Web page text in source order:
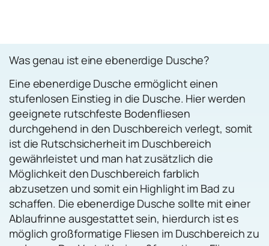
Was genau ist eine ebenerdige Dusche?
Eine ebenerdige Dusche ermöglicht einen
stufenlosen Einstieg in die Dusche. Hier werden
geeignete rutschfeste Bodenfliesen
durchgehend in den Duschbereich verlegt, somit
ist die Rutschsicherheit im Duschbereich
gewährleistet und man hat zusätzlich die
Möglichkeit den Duschbereich farblich
abzusetzen und somit ein Highlight im Bad zu
schaffen. Die ebenerdige Dusche sollte mit einer
Ablaufrinne ausgestattet sein, hierdurch ist es
möglich großformatige Fliesen im Duschbereich zu